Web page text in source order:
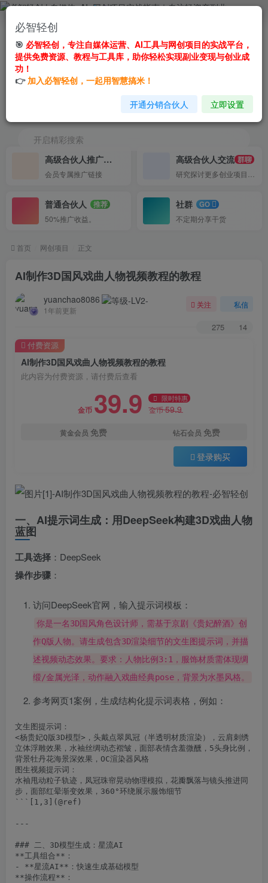
专注自媒体运营、AI工具与网创项目的实战平
台！
AI+轻投资=轻松赚
不定期更新实战项目！
开启精彩搜索
高级合伙人推广50%
会员专属推广链接
高级合伙人交流 群聊
普通合伙人
推荐
50%推广收益。
社群
GO
不定期分享干货
首页 网创项目 正文
AI制作3D国风戏曲人物视频教程的教程
yuanchao8086
1年前更新
关注 私信
275 14
AI制作3D国风戏曲人物视频教程的教程
此内容为付费资源，请付费后查看
金币 39.9 限时特惠
金币59.9
黄金会员 免费 钻石会员 免费
登录购买
付费资源
一、AI提示词生成：用DeepSeek构建3D戏曲人物
蓝图
工具选择 ：DeepSeek
操作步骤 ：
访问DeepSeek官网，输入提示词模板：
你是一名3D国风角色设计师，需基于京剧《贵妃醉酒》创
作Q版人物。请生成包含3D渲染细节的文生图提示词，并描
述视频动态效果。要求：人物比例3:1，服饰材质需体现绸
缎/金属光泽，动作融入戏曲经典pose，背景为水墨风格。
参考网页1案例，生成结构化提示词表格，例如：
文生图提示词：
<杨贵妃Q版3D模型>，头戴点翠凤冠（半透明材质渲染），云肩刺绣
立体浮雕效果，水袖丝绸动态褶皱，面部表情含羞微醺，5头身比例，
背景牡丹花海景深效果，OC渲染器风格
图生视频提示词：
水袖甩动粒子轨迹，凤冠珠帘晃动物理模拟，花瓣飘落与镜头推进同
步，面部红晕渐变效果，360°环绕展示服饰细节
```[1,3](@ref)
---
### 二、3D模型生成：星流AI
**工具组合**：
- ​**星流AI**：快速生成基础模型
**操作流程**：
必智轻创
🎯 必智轻创，专注自媒体运营、AI工具与网创项目的实战平台，
提供免费资源、教程与工具库，助你轻松实现副业变现与创业成
功！
👉 加入必智轻创，一起用智慧搞米！
开通分销合伙人 立即设置